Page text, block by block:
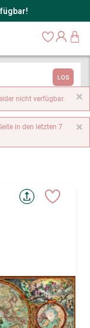
LOS
×
nicht verfügbar.
×
in den letzten 7